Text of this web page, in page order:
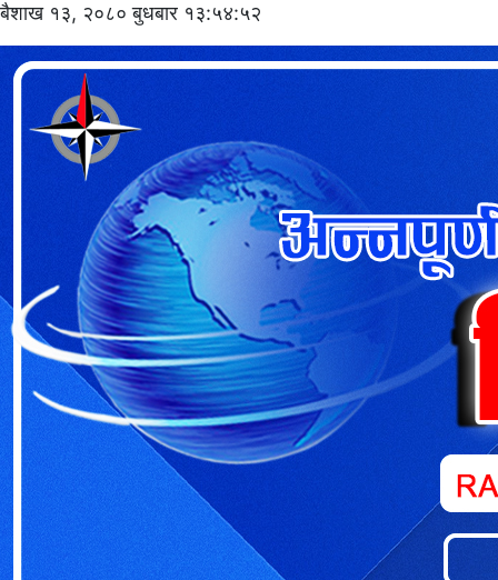
बैशाख १३, २०८० बुधबार १३:५४:५२